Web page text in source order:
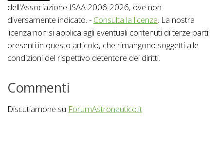
dell'Associazione ISAA 2006-2026, ove non
diversamente indicato. - Consulta la licenza. La nostra
licenza non si applica agli eventuali contenuti di terze parti
presenti in questo articolo, che rimangono soggetti alle
condizioni del rispettivo detentore dei diritti.
Commenti
Discutiamone su ForumAstronautico.it